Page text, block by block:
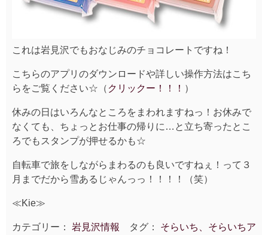
これは岩見沢でもおなじみのチョコレートですね！
こちらのアプリのダウンロードや詳しい操作方法はこち
らをご覧ください☆（ クリックー！！！ ）
休みの日はいろんなところをまわれますねっ！お休みで
なくても、ちょっとお仕事の帰りに…と立ち寄ったとこ
ろでもスタンプが押せるかも☆
自転車で旅をしながらまわるのも良いですねぇ！って３
月までだから雪あるじゃんっっ！！！！（笑）
≪Kie≫
カテゴリー： 岩見沢情報 タグ： そらいち、そらいちア